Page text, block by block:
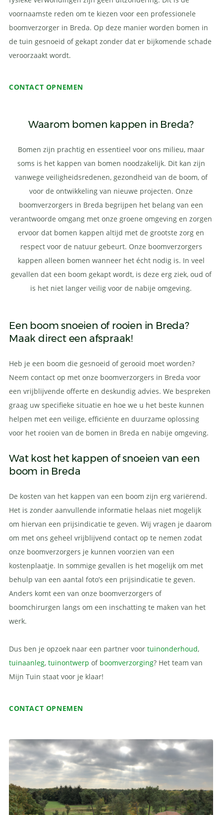
voornaamste reden om te kiezen voor een professionele
boomverzorger in Breda. Op deze manier worden bomen in
de tuin gesnoeid of gekapt zonder dat er bijkomende schade
veroorzaakt wordt.
CONTACT OPNEMEN
Waarom bomen kappen in Breda?
Bomen zijn prachtig en essentieel voor ons milieu, maar
soms is het kappen van bomen noodzakelijk. Dit kan zijn
vanwege veiligheidsredenen, gezondheid van de boom, of
voor de ontwikkeling van nieuwe projecten. Onze
boomverzorgers in Breda begrijpen het belang van een
verantwoorde omgang met onze groene omgeving en zorgen
ervoor dat bomen kappen altijd met de grootste zorg en
respect voor de natuur gebeurt. Onze boomverzorgers
kappen alleen bomen wanneer het écht nodig is. In veel
gevallen dat een boom gekapt wordt, is deze erg ziek, oud of
is het niet langer veilig voor de nabije omgeving.
Een boom snoeien of rooien in Breda?
Maak direct een afspraak!
Heb je een boom die gesnoeid of gerooid moet worden?
Neem contact op met onze boomverzorgers in Breda voor
een vrijblijvende offerte en deskundig advies. We bespreken
graag uw specifieke situatie en hoe we u het beste kunnen
helpen met een veilige, efficiënte en duurzame oplossing
voor het rooien van de bomen in Breda en nabije omgeving.
Wat kost het kappen of snoeien van een
boom in Breda
De kosten van het kappen van een boom zijn erg variërend.
Het is zonder aanvullende informatie helaas niet mogelijk
om hiervan een prijsindicatie te geven. Wij vragen je daarom
om met ons geheel vrijblijvend contact op te nemen zodat
onze boomverzorgers je kunnen voorzien van een
kostenplaatje. In sommige gevallen is het mogelijk om met
behulp van een aantal foto’s een prijsindicatie te geven.
Anders komt een van onze boomverzorgers of
boomchirurgen langs om een inschatting te maken van het
werk.
Dus ben je opzoek naar een partner voor tuinonderhoud,
tuinaanleg, tuinontwerp of boomverzorging? Het team van
Mijn Tuin staat voor je klaar!
CONTACT OPNEMEN